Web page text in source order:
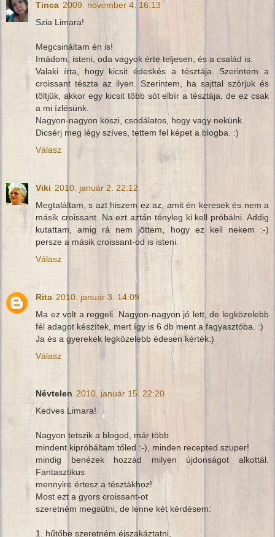
Tinca 2009. november 4. 16:13
Szia Limara!
Megcsináltam én is!
Imádom, isteni, oda vagyok érte teljesen, és a család is.
Valaki írta, hogy kicsit édeskés a tésztája. Szerintem a
croissant tészta az ilyen. Szerintem, ha sajttal szórjuk és
töltjük, akkor egy kicsit több sót elbír a tésztája, de ez csak
a mi ízlésünk.
Nagyon-nagyon köszi, csodálatos, hogy vagy nekünk.
Dicsérj meg légy szíves, tettem fel képet a blogba. :)
Válasz
Viki 2010. január 2. 22:12
Megtaláltam, s azt hiszem ez az, amit én keresek és nem a
másik croissant. Na ezt aztán tényleg ki kell próbálni. Addig
kutattam, amig rá nem jöttem, hogy ez kell nekem :-)
persze a másik croissant-od is isteni.
Válasz
Rita 2010. január 3. 14:09
Ma ez volt a reggeli. Nagyon-nagyon jó lett, de legközelebb
fél adagot készítek, mert így is 6 db ment a fagyasztóba. :)
Ja és a gyerekek legközelebb édesen kérték:)
Válasz
Névtelen 2010. január 15. 22:20
Kedves Limara!
Nagyon tetszik a blogod, már több
mindent kipróbáltam tőled :-), minden recepted szuper!
mindig benézek hozzád milyen újdonságot alkottál.
Fantasztikus
mennyire értesz a tésztákhoz!
Most ezt a gyors croissant-ot
szeretném megsütni, de lenne két kérdésem:
1. hűtőbe szeretném éjszakáztatni,